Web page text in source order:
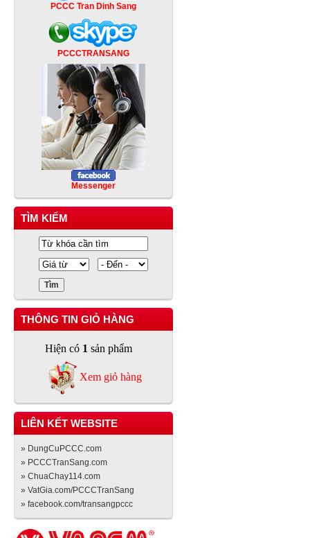
PCCC Tran Dinh Sang
PCCCTRANSANG
Messenger
TÌM KIẾM
THÔNG TIN GIỎ HÀNG
Hiện có 1 sản phẩm
Xem giỏ hàng
LIÊN KẾT WEBSITE
» DungCuPCCC.com
» PCCCTranSang.com
» ChuaChay114.com
» VatGia.com/PCCCTranSang
» facebook.com/transangpccc